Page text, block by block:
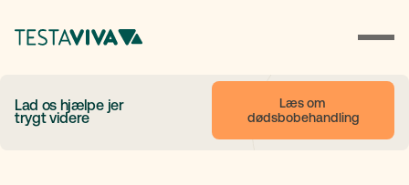
Lad os hjælpe jer
trygt videre
Læs om
dødsbobehandling